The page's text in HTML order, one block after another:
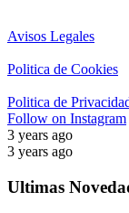
Avisos Legales
Politica de Cookies
Politica de
Follow on Instagram
3 years ago
3 years ago
Ultimas